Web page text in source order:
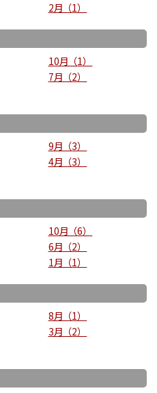
2月 1
10月
1
7月
2
9月
3
4月
3
10月
6
6月
2
1月 1
8月
1
3月
2